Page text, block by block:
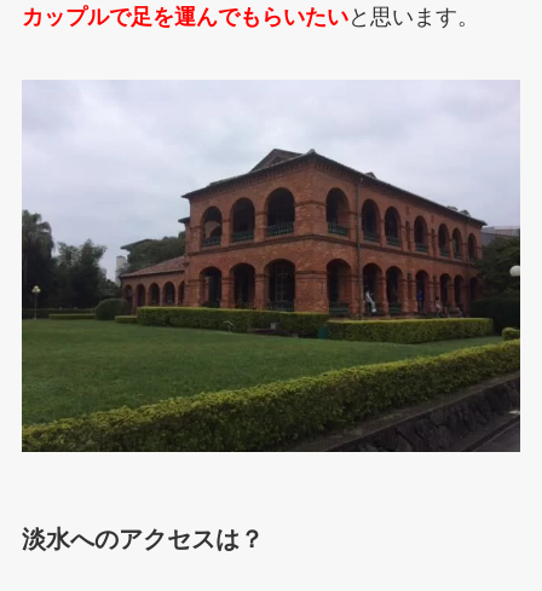
カップルで足を運んでもらいたいと思います。
淡水へのアクセスは？